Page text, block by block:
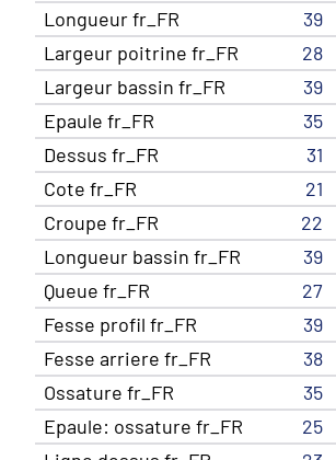
Longueur fr_FR
39
Largeur poitrine fr_FR
28
Largeur bassin fr_FR
39
Epaule fr_FR
35
Dessus fr_FR
31
Cote fr_FR
21
Croupe fr_FR
22
Longueur bassin fr_FR
39
Queue fr_FR
27
Fesse profil fr_FR
39
Fesse arriere fr_FR
38
Ossature fr_FR
35
Epaule: ossature fr_FR
25